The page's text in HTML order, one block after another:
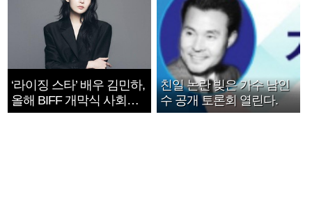
‘라이징 스타’ 배우 김민하,
올해 BIFF 개막식 사회자
확정
친일 논란 빚은 가수 남인
수 공개 토론회 열린다.